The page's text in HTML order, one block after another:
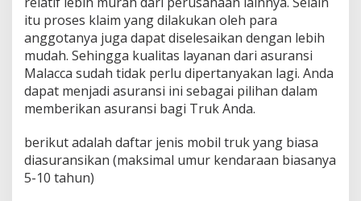
itu proses klaim yang dilakukan oleh para
anggotanya juga dapat diselesaikan dengan lebih
mudah. Sehingga kualitas layanan dari asuransi
Malacca sudah tidak perlu dipertanyakan lagi. Anda
dapat menjadi asuransi ini sebagai pilihan dalam
memberikan asuransi bagi Truk Anda.
berikut adalah daftar jenis mobil truk yang biasa
diasuransikan (maksimal umur kendaraan biasanya
5-10 tahun)